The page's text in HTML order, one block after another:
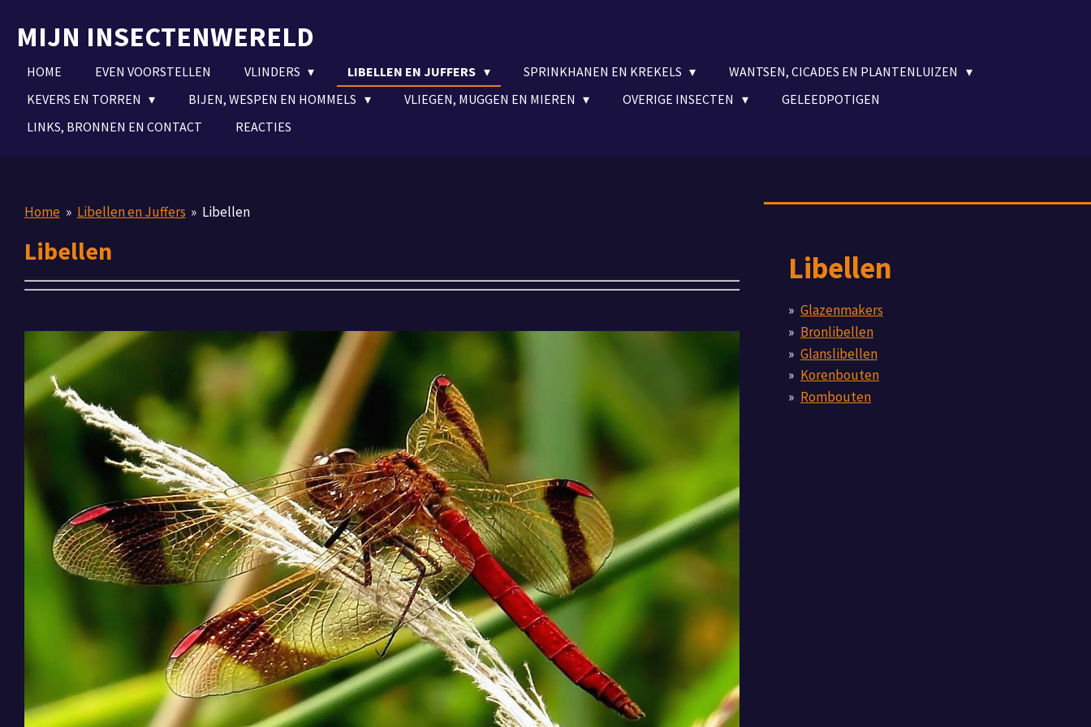
direct
hoofdinhoud
MIJN INSECTENWERELD
HOME EVEN VOORSTELLEN VLINDERS LIBELLEN EN JUFFERS SPRINKHANEN EN KREKELS
WANTSEN, CICADES EN PLANTENLUIZEN
KEVERS EN TORREN
BIJEN, WESPEN EN HOMMELS VLIEGEN, MUGGEN EN MIEREN OVERIGE INSECTEN
GELEEDPOTIGEN
LINKS, BRONNEN EN CONTACT
REACTIES
Home » Libellen en Juffers » Libellen
Libellen Libellen
Glazenmakers
Bronlibellen
Glanslibellen
Korenbouten
Rombouten